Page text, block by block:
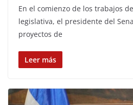
En el comienzo de los trabajos
legislativa, el presidente del
proyectos de
Leer más